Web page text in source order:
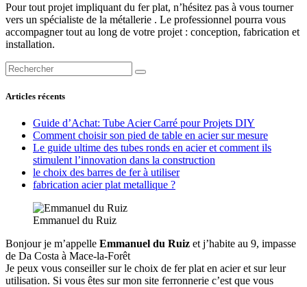
Pour tout projet impliquant du fer plat, n’hésitez pas à vous tourner
vers un spécialiste de la métallerie . Le professionnel pourra vous
accompagner tout au long de votre projet : conception, fabrication et
installation.
Articles récents
Guide d’Achat: Tube Acier Carré pour Projets DIY
Comment choisir son pied de table en acier sur mesure
Le guide ultime des tubes ronds en acier et comment ils
stimulent l’innovation dans la construction
le choix des barres de fer à utiliser
fabrication acier plat metallique ?
Emmanuel du Ruiz
Bonjour je m’appelle Emmanuel du Ruiz et j’habite au 9, impasse
de Da Costa à Mace-la-Forêt
Je peux vous conseiller sur le choix de fer plat en acier et sur leur
utilisation. Si vous êtes sur mon site ferronnerie c’est que vous